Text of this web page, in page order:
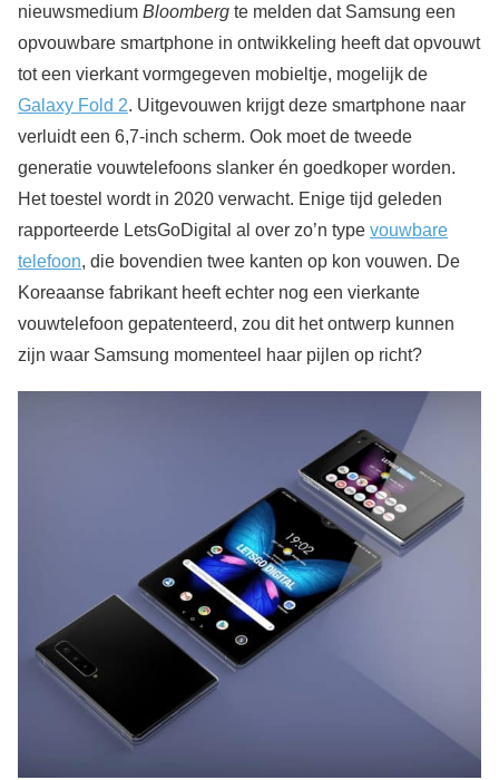
nieuwsmedium Bloomberg te melden dat Samsung een
opvouwbare smartphone in ontwikkeling heeft dat opvouwt
tot een vierkant vormgegeven mobieltje, mogelijk de
Galaxy Fold 2. Uitgevouwen krijgt deze smartphone naar
verluidt een 6,7-inch scherm. Ook moet de tweede
generatie vouwtelefoons slanker én goedkoper worden.
Het toestel wordt in 2020 verwacht. Enige tijd geleden
rapporteerde LetsGoDigital al over zo’n type vouwbare
telefoon, die bovendien twee kanten op kon vouwen. De
Koreaanse fabrikant heeft echter nog een vierkante
vouwtelefoon gepatenteerd, zou dit het ontwerp kunnen
zijn waar Samsung momenteel haar pijlen op richt?